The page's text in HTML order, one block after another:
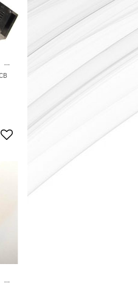
Modular RJ12 6P6C PCB
Add to favorites
Modular RJ45 8P8C-GR PCB Kort